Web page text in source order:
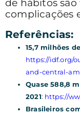
de hábitos
complicações
Referências:
15,7 milhões
https://idf.org/
and-central-
Quase 588,8
2021: https://
Brasileiros